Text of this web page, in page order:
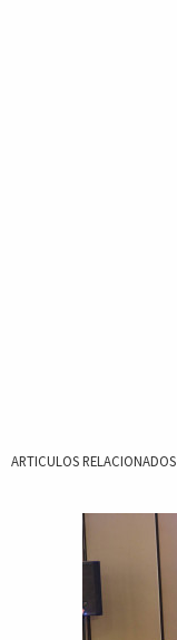
ARTICULOS RELACIONADOS